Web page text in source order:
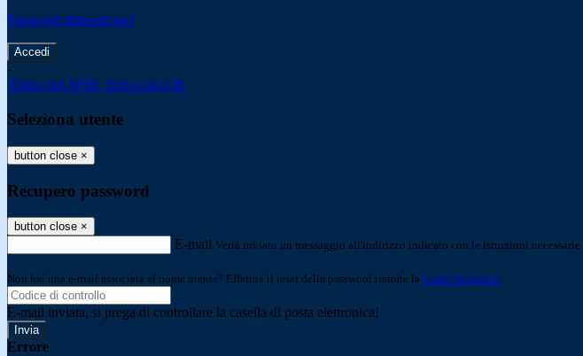
Password dimenticata?
-
Entra con SPID Entra con CIE
Seleziona utente
button close ×
Recupero password
button close ×
E-mail Verrà inviato un messaggio all'indirizzo indicato con le istruzioni necessarie.
Non hai una e-mail associata al nome utente? Effettua il reset della password tramite la Login Spaggiari
E-mail inviata, si prega di controllare la casella di posta elettronica!
Errore